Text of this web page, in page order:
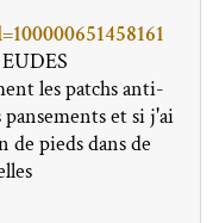
les patchs anti-
pansements et si j'ai
pieds dans de